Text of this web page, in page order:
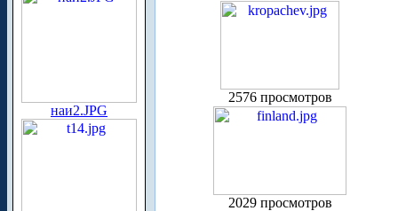
наи2.JPG
2576 просмотров
2029 просмотров